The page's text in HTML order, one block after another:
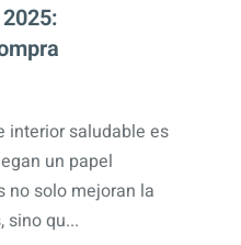
interior saludable es
un papel
no solo mejoran la
sino qu...